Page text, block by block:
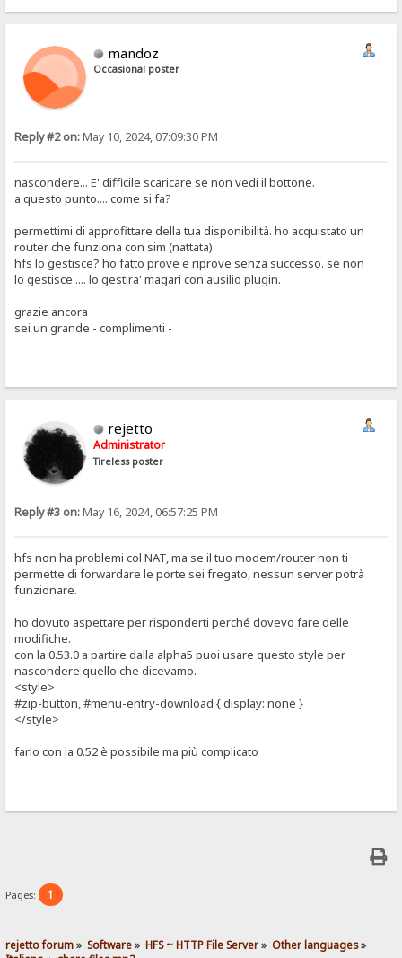
mandoz
Occasional poster
Reply #2 on:May 10, 2024, 07:09:30 PM
nascondere... E' difficile scaricare se non vedi il bottone.
a questo punto.... come si fa?
permettimi di approfittare della tua disponibilità. ho acquistato un
router che funziona con sim (nattata).
hfs lo gestisce? ho fatto prove e riprove senza successo. se non
lo gestisce .... lo gestira' magari con ausilio plugin.
grazie ancora
sei un grande - complimenti -
rejetto
Administrator
Tireless poster
Reply #3 on:May 16, 2024, 06:57:25 PM
hfs non ha problemi col NAT, ma se il tuo modem/router non ti
permette di forwardare le porte sei fregato, nessun server potrà
funzionare.
ho dovuto aspettare per risponderti perché dovevo fare delle
modifiche.
con la 0.53.0 a partire dalla alpha5 puoi usare questo style per
nascondere quello che dicevamo.
<style>
#zip-button, #menu-entry-download { display: none }
</style>
farlo con la 0.52 è possibile ma più complicato
Pages: 1
rejetto forum» Software» HFS ~ HTTP File Server» Other languages»